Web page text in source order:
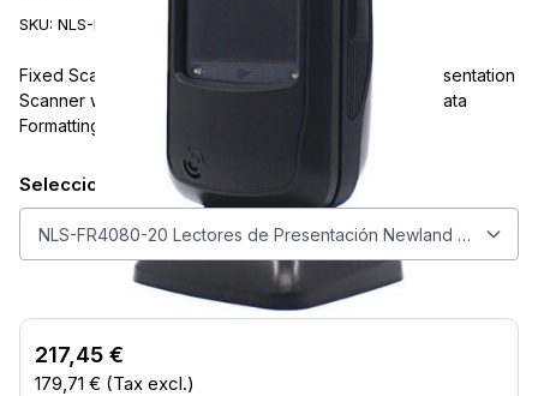
SKU: NLS-FR4080-20
Fixed Scanners, Newland FR4080, 2D Megapixel Presentation
Scanner with USB cable, CPU decoding, Advanced Data
Formatting
Seleccionar modelo
NLS-FR4080-20 Lectores de Presentación Newland NLS-
217,45 €
179,71 € (Tax excl.)